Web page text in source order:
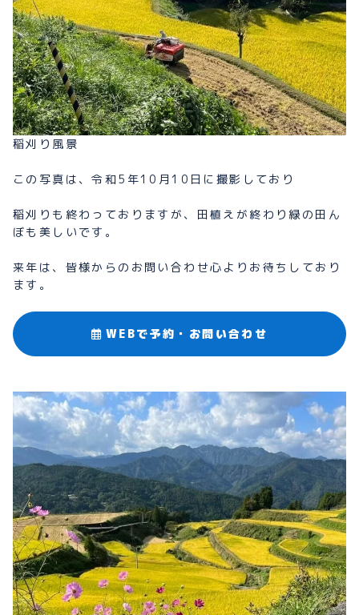
稲刈り風景
この写真は、令和5年10月10日に撮影しており
稲刈りも終わっておりますが、田植えが終わり緑の田ん
ぼも美しいです。
来年は、皆様からのお問い合わせ心よりお待ちしており
ます。
WEBで予約・お問い合わせ